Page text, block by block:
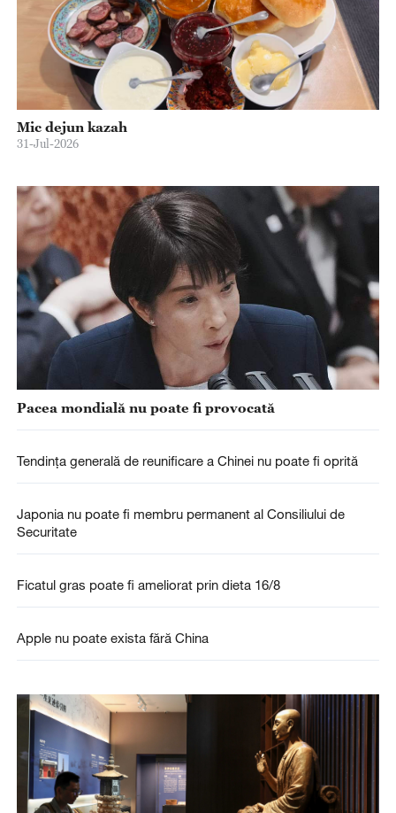
Mic dejun kazah
31-Jul-2026
Pacea mondială nu poate fi provocată
Tendința generală de reunificare a Chinei nu poate fi oprită
Japonia nu poate fi membru permanent al Consiliului de
Securitate
Ficatul gras poate fi ameliorat prin dieta 16/8
Apple nu poate exista fără China